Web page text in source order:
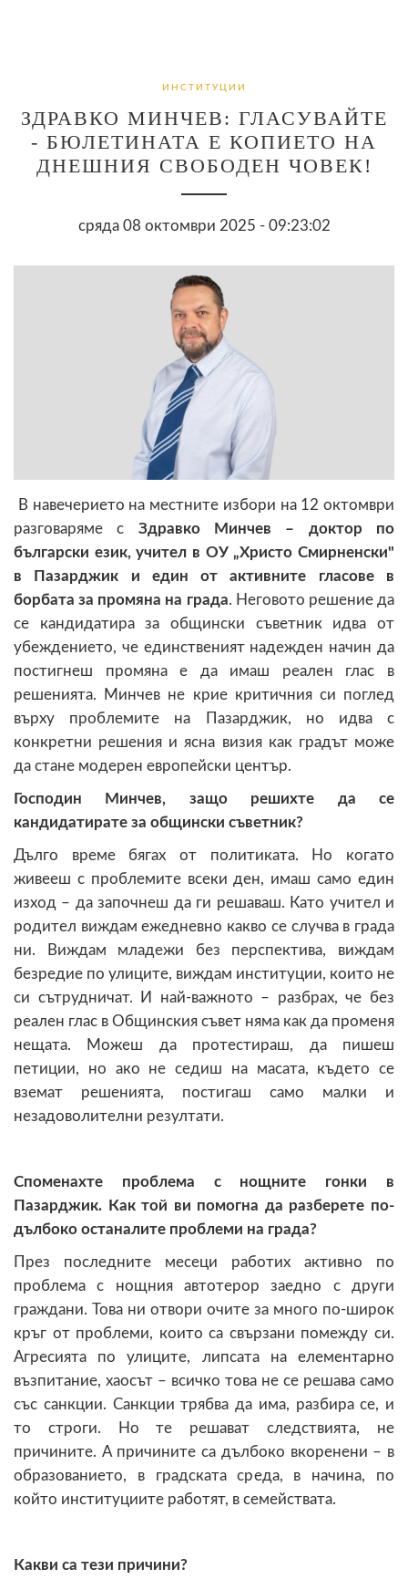
ИНСТИТУЦИИ
ЗДРАВКО МИНЧЕВ: ГЛАСУВАЙТЕ
- БЮЛЕТИНАТА Е КОПИЕТО НА
ДНЕШНИЯ СВОБОДЕН ЧОВЕК!
сряда 08 октомври 2025 - 09:23:02
В навечерието на местните избори на 12 октомври
разговаряме с Здравко Минчев – доктор по
български език, учител в ОУ „Христо Смирненски"
в Пазарджик и един от активните гласове в
борбата за промяна на града. Неговото решение да
се кандидатира за общински съветник идва от
убеждението, че единственият надежден начин да
постигнеш промяна е да имаш реален глас в
решенията. Минчев не крие критичния си поглед
върху проблемите на Пазарджик, но идва с
конкретни решения и ясна визия как градът може
да стане модерен европейски център.
Господин Минчев, защо решихте да се
кандидатирате за общински съветник?
Дълго време бягах от политиката. Но когато
живееш с проблемите всеки ден, имаш само един
изход – да започнеш да ги решаваш. Като учител и
родител виждам ежедневно какво се случва в града
ни. Виждам младежи без перспектива, виждам
безредие по улиците, виждам институции, които не
си сътрудничат. И най-важното – разбрах, че без
реален глас в Общинския съвет няма как да променя
нещата. Можеш да протестираш, да пишеш
петиции, но ако не седиш на масата, където се
вземат решенията, постигаш само малки и
незадоволителни резултати.
Споменахте проблема с нощните гонки в
Пазарджик. Как той ви помогна да разберете по-
дълбоко останалите проблеми на града?
През последните месеци работих активно по
проблема с нощния автотерор заедно с други
граждани. Това ни отвори очите за много по-широк
кръг от проблеми, които са свързани помежду си.
Агресията по улиците, липсата на елементарно
възпитание, хаосът – всичко това не се решава само
със санкции. Санкции трябва да има, разбира се, и
то строги. Но те решават следствията, не
причините. А причините са дълбоко вкоренени – в
образованието, в градската среда, в начина, по
който институциите работят, в семействата.
Какви са тези причини?